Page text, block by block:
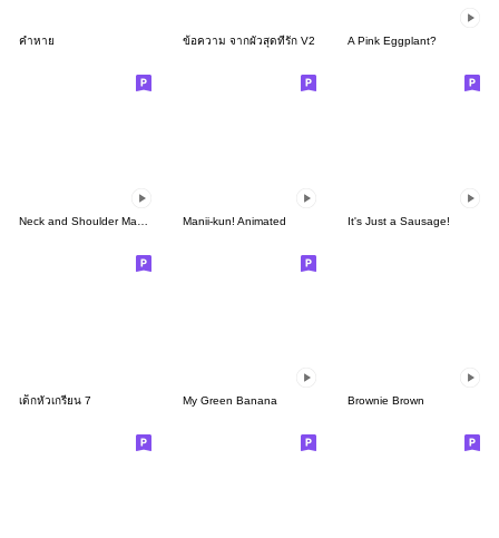
คำหาย ข้อความ จากผัวสุดที่รัก V2 A Pink Eggplant?
Manii-kun! Animated It's Just a Sausage!
เด็กหัวเกรียน 7 My Green Banana Brownie Brown